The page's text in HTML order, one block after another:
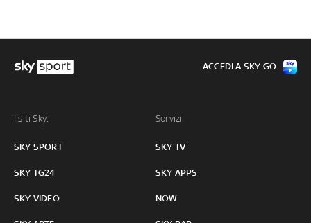
I siti Sky:
SKY SPORT
SKY TG24
SKY VIDEO
Servizi:
SKY TV
SKY APPS
NOW
ACCEDI A SKY GO